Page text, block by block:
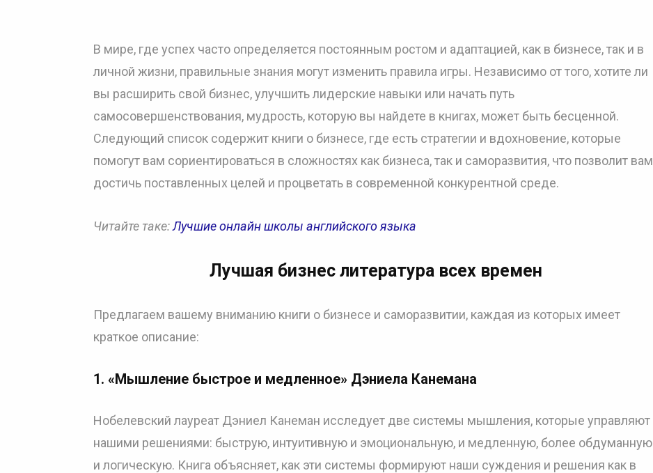
В мире, где успех часто определяется постоянным ростом и адаптацией, как в бизнесе, так и в
личной жизни, правильные знания могут изменить правила игры. Независимо от того, хотите ли
вы расширить свой бизнес, улучшить лидерские навыки или начать путь
самосовершенствования, мудрость, которую вы найдете в книгах, может быть бесценной.
Следующий список содержит книги о бизнесе, где есть стратегии и вдохновение, которые
помогут вам сориентироваться в сложностях как бизнеса, так и саморазвития, что позволит вам
достичь поставленных целей и процветать в современной конкурентной среде.
Читайте таке:Лучшие онлайн школы английского языка
Лучшая бизнес литература всех времен
Предлагаем вашему вниманию книги о бизнесе и саморазвитии, каждая из которых имеет
краткое описание:
1. «Мышление быстрое и медленное» Дэниела Канемана
Нобелевский лауреат Дэниел Канеман исследует две системы мышления, которые управляют
нашими решениями: быструю, интуитивную и эмоциональную, и медленную, более обдуманную
и логическую. Книга объясняет, как эти системы формируют наши суждения и решения как в